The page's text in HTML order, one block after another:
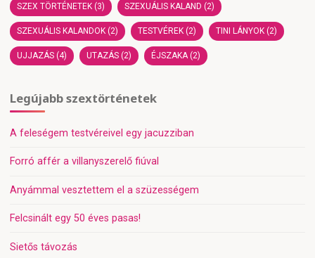
SZEX TÖRTÉNETEK (3) SZEXUÁLIS KALAND (2)
SZEXUÁLIS KALANDOK (2) TESTVÉREK (2) TINI LÁNYOK (2)
UJJAZÁS (4) UTAZÁS (2) ÉJSZAKA(2)
Legújabb szextörténetek
A feleségem testvéreivel egy jacuzziban
Forró affér a villanyszerelő fiúval
Anyámmal vesztettem el a szüzességem
Felcsinált egy 50 éves pasas!
Sietős távozás